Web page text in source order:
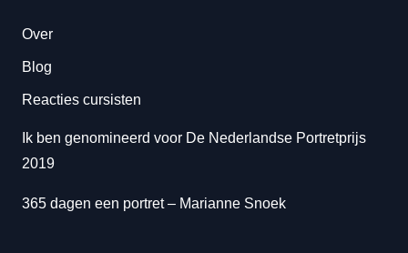
Over
Blog
Reacties cursisten
Ik ben genomineerd voor De Nederlandse Portretprijs
2019
365 dagen een portret– Marianne Snoek